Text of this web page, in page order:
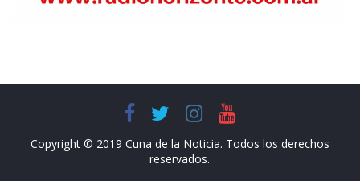
Copyright © 2019 Cuna de la Noticia. Todos los derechos
reservados.